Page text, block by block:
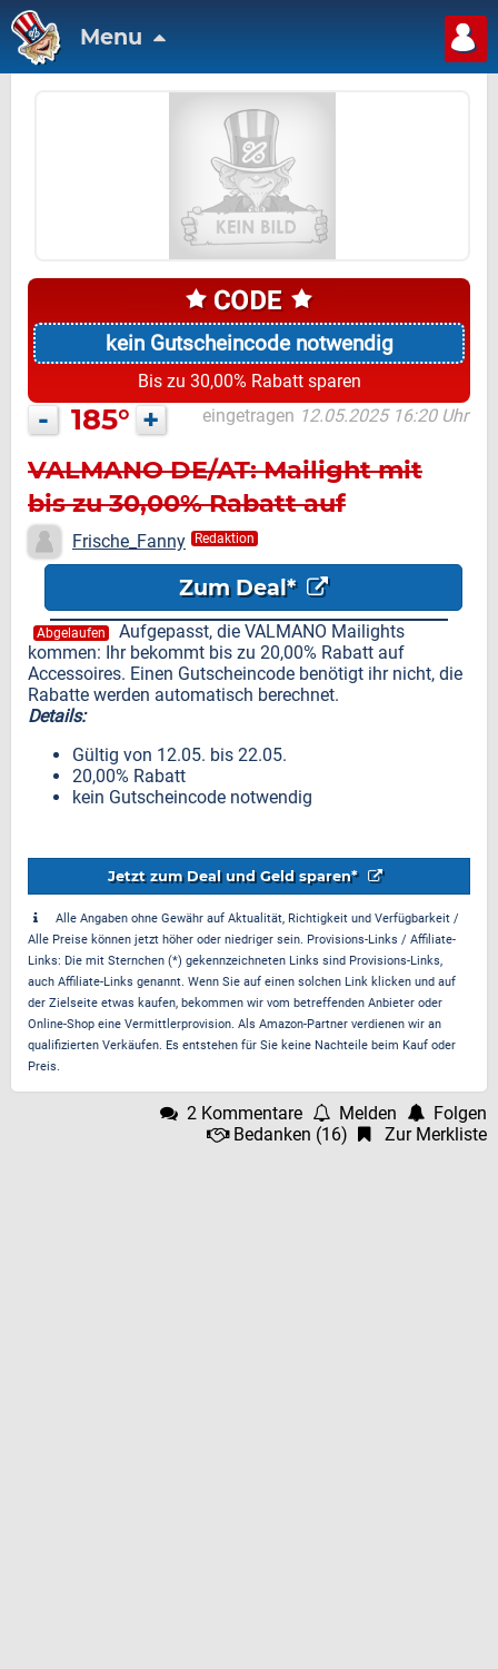
Menu
kein Gutscheincode notwendig
Bis zu 30,00% Rabatt sparen
- 185° + eingetragen 12.05.2025 16:20 Uhr
VALMANO DE/AT: Mailight mit
bis zu 30,00% Rabatt auf
Accessoires
Frische_Fanny Redaktion
Zum Deal*
Abgelaufen
Aufgepasst, die VALMANO Mailights
kommen: Ihr bekommt bis zu 20,00% Rabatt auf
Accessoires. Einen Gutscheincode benötigt ihr nicht, die
Rabatte werden automatisch berechnet.
Details:
Gültig von 12.05. bis 22.05.
20,00% Rabatt
kein Gutscheincode notwendig
Jetzt zum Deal und Geld sparen*
Alle Angaben ohne Gewähr auf Aktualität, Richtigkeit und Verfügbarkeit /
Alle Preise können jetzt höher oder niedriger sein. Provisions-Links / Affiliate-
Links: Die mit Sternchen (*) gekennzeichneten Links sind Provisions-Links,
auch Affiliate-Links genannt. Wenn Sie auf einen solchen Link klicken und auf
der Zielseite etwas kaufen, bekommen wir vom betreffenden Anbieter oder
Online-Shop eine Vermittlerprovision. Als Amazon-Partner verdienen wir an
qualifizierten Verkäufen. Es entstehen für Sie keine Nachteile beim Kauf oder
Preis.
2 Kommentare Melden
Folgen
Bedanken (16) Zur Merkliste